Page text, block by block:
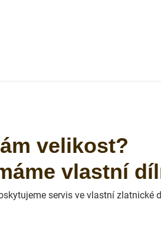
velikost?
vlastní
servis ve vlastní zlatnické